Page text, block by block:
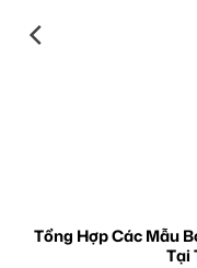
Tổng Hợp Các Mẫu
Tại